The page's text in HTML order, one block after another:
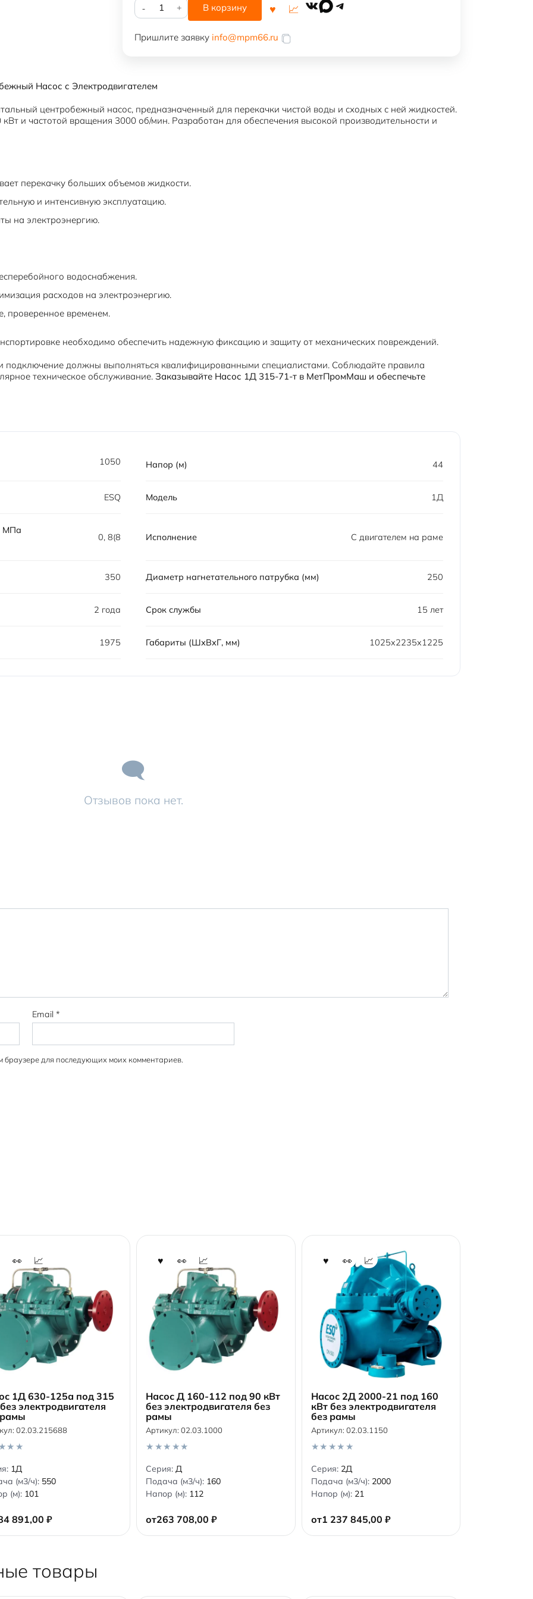
Количество
товара
1Д
200/1500
В корзину VKMAXTelegram
Пришлите заявку info@mpm66.ru
Насос с Электродвигателем
центробежный насос, предназначенный для перекачки чистой воды и сходных с ней жидкостей.
и частотой вращения 3000 об/мин. Разработан для обеспечения высокой производительности и
перекачку больших объемов жидкости.
и интенсивную эксплуатацию.
на электроэнергию.
водоснабжения.
расходов на электроэнергию.
проверенное временем.
необходимо обеспечить надежную фиксацию и защиту от механических повреждений.
подключение должны выполняться квалифицированными специалистами. Соблюдайте правила
техническое обслуживание. Заказывайте Насос 1Д 315-71-т в МетПромМаш и обеспечьте
1050 Напор (м) 44
ESQ Модель 1Д
MПа
0, 8(8 Исполнение С двигателем на раме
350 Диаметр нагнетательного патрубка (мм) 250
2 года Срок службы 15 лет
1975 Габариты (ШхВхГ, мм) 1025x2235x1225
Отзывов пока нет.
Email*
браузере для последующих моих комментариев.
1Д 630-125а под 315
электродвигателя
891,00 ₽
02.03.215688
1Д
(м3/ч): 550
(м): 101
Насос Д 160-112 под 90 кВт
без электродвигателя без
рамы
от263 708,00 ₽
Артикул: 02.03.1000
0
o
u
t
o
5
Серия: Д
Подача (м3/ч): 160
Напор (м): 112
Насос 2Д 2000-21 под 160
кВт без электродвигателя
без рамы
от1 237 845,00 ₽
Артикул: 02.03.1150
0
o
u
t
o
5
Серия: 2Д
Подача (м3/ч): 2000
Напор (м): 21
товары